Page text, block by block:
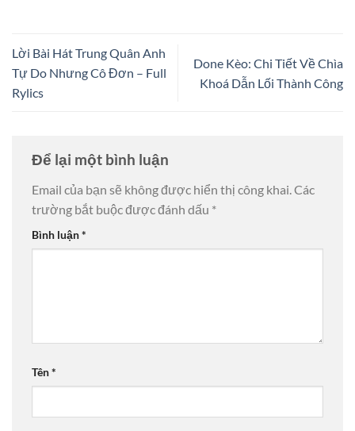
Lời Bài Hát Trung Quân Anh
Tự Do Nhưng Cô Đơn – Full
Rylics
Done Kèo: Chi Tiết Về Chìa
Khoá Dẫn Lối Thành Công
Để lại một bình luận
Email của bạn sẽ không được hiển thị công khai.Các
trường bắt buộc được đánh dấu *
Bình luận*
Tên*